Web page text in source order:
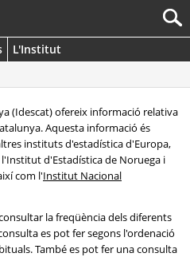
L'Institut
(Idescat) ofereix informació relativa
Aquesta informació és
instituts d'estadística d'Europa,
d'Estadística de Noruega i
com l'Institut Nacional
la freqüència dels diferents
es pot fer segons l'ordenació
També es pot fer una consulta